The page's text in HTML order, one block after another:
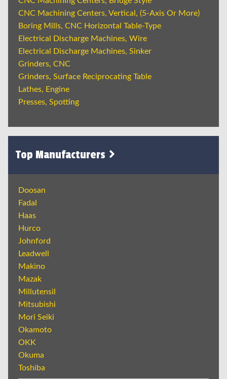
CNC Machining Centers, Vertical, (5-Axis Or More)
Boring Mills, CNC Horizontal Table-Type
Electrical Discharge Machines, Wire
Electrical Discharge Machines, Sinker
Grinders, CNC
Grinders, Surface Reciprocating Table
Lathes, Engine
Presses, Spotting
Top Manufacturers
Doosan
Fadal
Haas
Hurco
Johnford
Leadwell
Makino
Mazak
Millutensil
Mitsubishi
Mori Seiki
Okamoto
OKK
Okuma
Toshiba